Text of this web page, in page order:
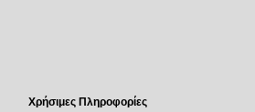
Χρήσιμες Πληροφορίες